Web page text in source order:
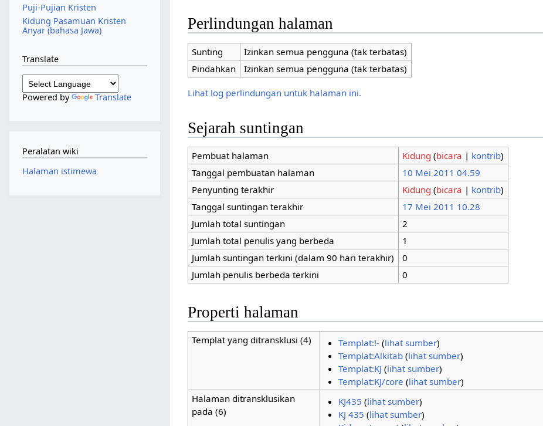
Perlindungan halaman
Sunting
Izinkan semua pengguna (tak terbatas)
Pindahkan
Izinkan semua pengguna (tak terbatas)
Lihat log perlindungan untuk halaman ini.
Sejarah suntingan
Pembuat halaman Kidung (bicara | kontrib)
Tanggal pembuatan halaman
10 Mei 2011 04.59
Penyunting terakhir
Kidung (bicara | kontrib)
Tanggal suntingan terakhir
17 Mei 2011 10.28
Jumlah total suntingan
2
Jumlah total penulis yang berbeda
1
Jumlah suntingan terkini (dalam 90 hari terakhir)
0
Jumlah penulis berbeda terkini
0
Properti halaman
Templat yang ditransklusi (4) Templat:!-(lihat sumber)
Templat:Alkitab(lihat sumber)
Templat:KJ (lihat sumber)
Templat:KJ/core (lihat sumber)
Halaman ditransklusikan
pada (6)
KJ435 (lihat sumber)
KJ 435 (lihat sumber)
Puji-Pujian Kristen
Kidung Pasamuan Kristen
Anyar (bahasa Jawa)
Translate
Powered by Translate
Peralatan wiki
Halaman istimewa